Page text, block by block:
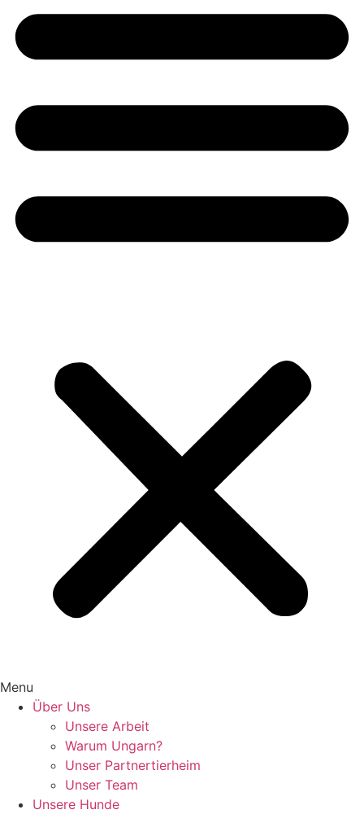
Menu
Über Uns
Unsere Arbeit
Warum Ungarn?
Unser Partnertierheim
Unser Team
Unsere Hunde